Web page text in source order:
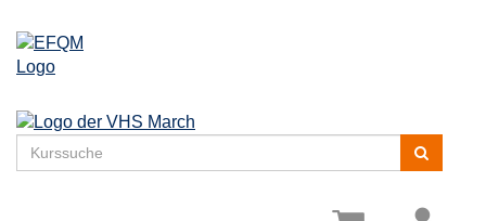
Kurse
suchen